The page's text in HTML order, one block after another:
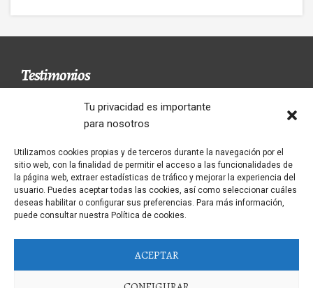
Tu privacidad es importante
para nosotros
Utilizamos cookies propias y de terceros durante la navegación por el
sitio web, con la finalidad de permitir el acceso a las funcionalidades de
la página web, extraer estadísticas de tráfico y mejorar la experiencia del
usuario. Puedes aceptar todas las cookies, así como seleccionar cuáles
deseas habilitar o configurar sus preferencias. Para más información,
puede consultar nuestra Política de cookies.
ACEPTAR
Testimonios
Un restaurant avec le menú fait dans la
maison. Les seveurs súper sympatiques. Je le
recommande 100/100
CARLOS